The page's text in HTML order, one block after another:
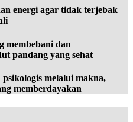
energi agar tidak terjebak
membebani dan
pandang yang sehat
melalui makna,
memberdayakan